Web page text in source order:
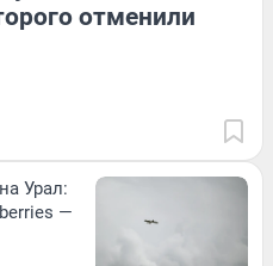
отменили
Урал:
—